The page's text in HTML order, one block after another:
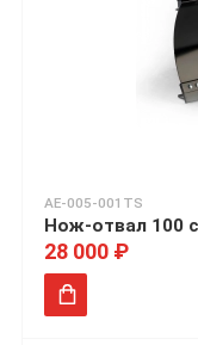
AE-005-001TS
Нож-отвал 100
28 000 ₽